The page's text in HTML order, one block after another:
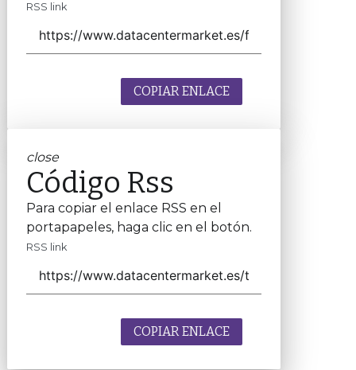
RSS link
COPIAR ENLACE
close
Código Rss
Para copiar el enlace RSS en el
portapapeles, haga clic en el botón.
RSS link
COPIAR ENLACE